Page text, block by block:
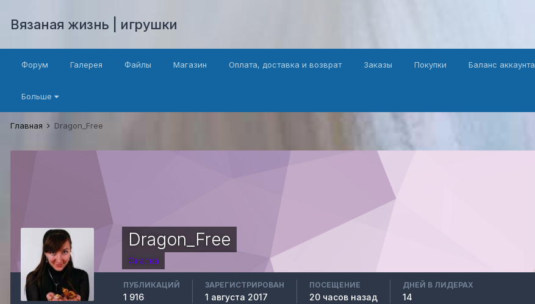
Вязаная жизнь | игрушки
Форум Галерея Файлы Магазин Оплата, доставка и возврат Заказы Покупки Баланс аккаунта
Больше
Главная Dragon_Free
Dragon_Free
Фиалка
ПУБЛИКАЦИЙ
1 916
ЗАРЕГИСТРИРОВАН
1 августа 2017
ПОСЕЩЕНИЕ
20 часов назад
ДНЕЙ В ЛИДЕРАХ
14